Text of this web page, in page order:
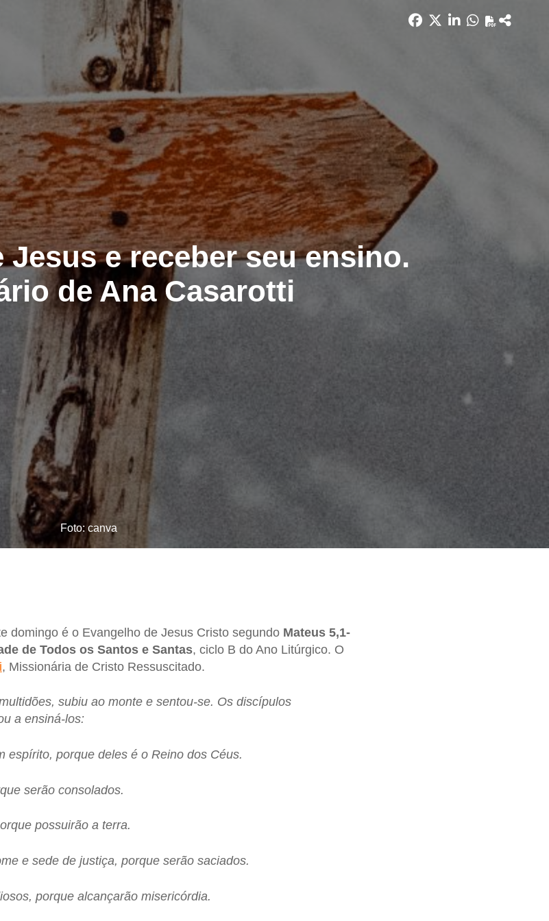
e receber seu ensino.
de Ana Casarotti
Foto: canva
domingo é o Evangelho de Jesus Cristo segundo Mateus 5,1-
de Todos os Santos e Santas, ciclo B do Ano Litúrgico. O
, Missionária de Cristo Ressuscitado.
subiu ao monte e sentou-se. Os discípulos
a ensiná-los:
espírito, porque deles é o Reino dos Céus.
serão consolados.
possuirão a terra.
e sede de justiça, porque serão saciados.
porque alcançarão misericórdia.